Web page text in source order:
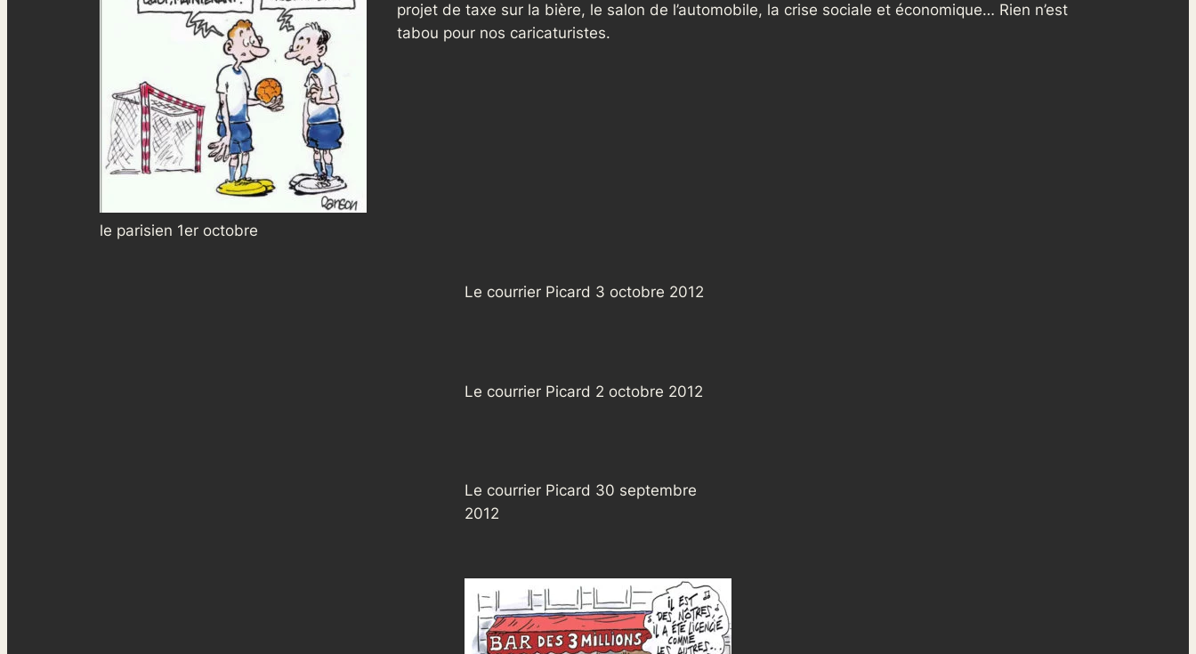
le parisien 1er octobre
projet de taxe sur la bière, le salon de l’automobile, la crise sociale et économique… Rien n’est
tabou pour nos caricaturistes.
Le courrier Picard 3 octobre 2012
Le courrier Picard 2 octobre 2012
Le courrier Picard 30 septembre
2012